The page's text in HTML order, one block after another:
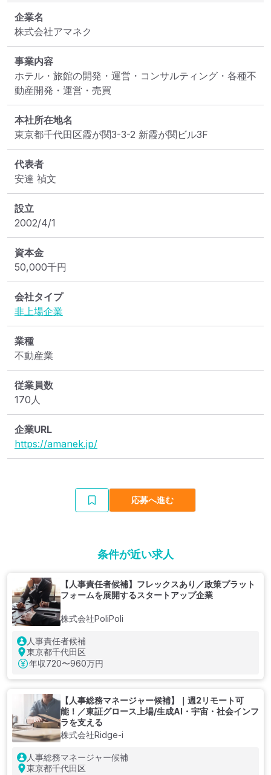
企業名
株式会社アマネク
事業内容
ホテル・旅館の開発・運営・コンサルティング・各種不
動産開発・運営・売買
本社所在地名
東京都千代田区霞が関3-3-2 新霞が関ビル3F
代表者
安達 禎文
設立
2002/4/1
資本金
50,000千円
会社タイプ
非上場企業
業種
不動産業
従業員数
170人
企業URL
https://amanek.jp/
応募へ進む
条件が近い求人
【人事責任者候補】フレックスあり／政策プラット
フォームを展開するスタートアップ企業
株式会社PoliPoli
人事責任者候補
東京都千代田区
年収720〜960万円
【人事総務マネージャー候補】｜週2リモート可
能！／東証グロース上場/生成AI・宇宙・社会インフ
ラを支える
株式会社Ridge-i
人事総務マネージャー候補
東京都千代田区